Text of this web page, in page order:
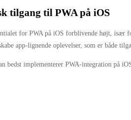
tilgang til PWA på iOS
for PWA på iOS forblivende højt, især
app-lignende oplevelser, som er både
bedst implementerer PWA-integration på